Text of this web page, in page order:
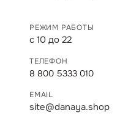
РЕЖИМ РАБОТЫ
с 10 до 22
ТЕЛЕФОН
8 800 5333 010
EMAIL
site@danaya.shop